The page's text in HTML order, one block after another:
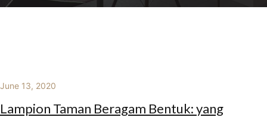
June 13, 2020
Lampion Taman Beragam Bentuk: yang